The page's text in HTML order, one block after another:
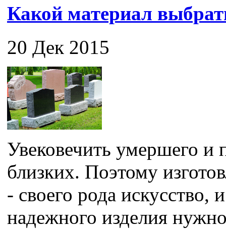
Какой материал
20 Дек 2015
Увековечить умершего и
близких. Поэтому
- своего рода искусство,
надежного изделия